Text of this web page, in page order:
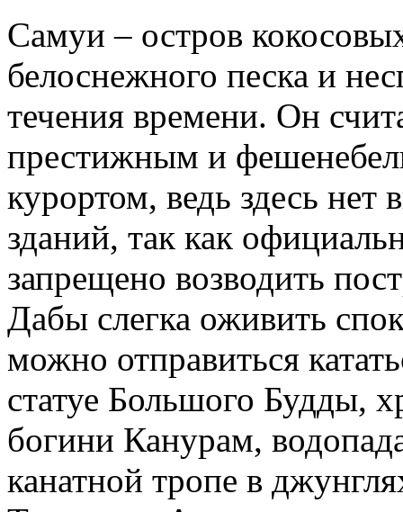
Самуи – остров
белоснежного песка и
течения времени. Он
престижным и
курортом, ведь здесь нет
зданий, так как
запрещено возводить
Дабы слегка оживить
можно отправиться
статуе Большого Будды,
богини Канурам,
канатной тропе в